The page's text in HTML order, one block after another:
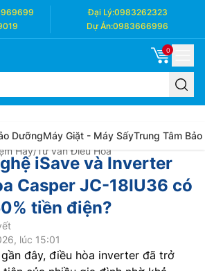
Đại Lý:0983262323
Dự Án:0983666996
0
DưỡngMáy Giặt - Máy SấyTrung Tâm Bảo
Hay/Tư vấn Điều Hòa
iSave và Inverter
Casper JC-18IU36 có
tiền điện?
lúc 15:01
đây, điều hòa inverter đã trở